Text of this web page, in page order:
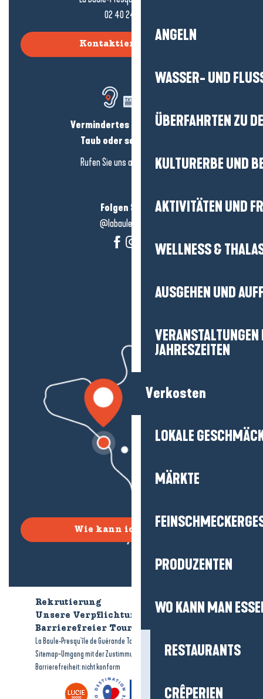
ANGELN
WASSER- UND
ÜBERFAHRTEN ZU
KULTURERBE UND
AKTIVITÄTEN UND
WELLNESS &
AUSGEHEN UND
JAHRESZEITEN
Verkosten
LOKALE
MÄRKTE
PRODUZENTEN
WO KANN MAN
RESTAURANTS
CRÊPERIEN
02 40 24 34 44
Kontaktieren Sie uns
Vermindertes Hörvermögen?
Taub oder schwerhörig?
Rufen Sie uns an in
hier klicken
Folgen Sie uns!
@labauleguérande
Wie kann ich kommen?
Rekrutierung
Wer sind wir?
Unsere Verpflichtungen
Barrierefreier Tourismus
La Baule-Presqu'île de Guérande Tourismus
Sitemap-Umgang mit der Zustimmung
Barrierefreiheit: nicht konform